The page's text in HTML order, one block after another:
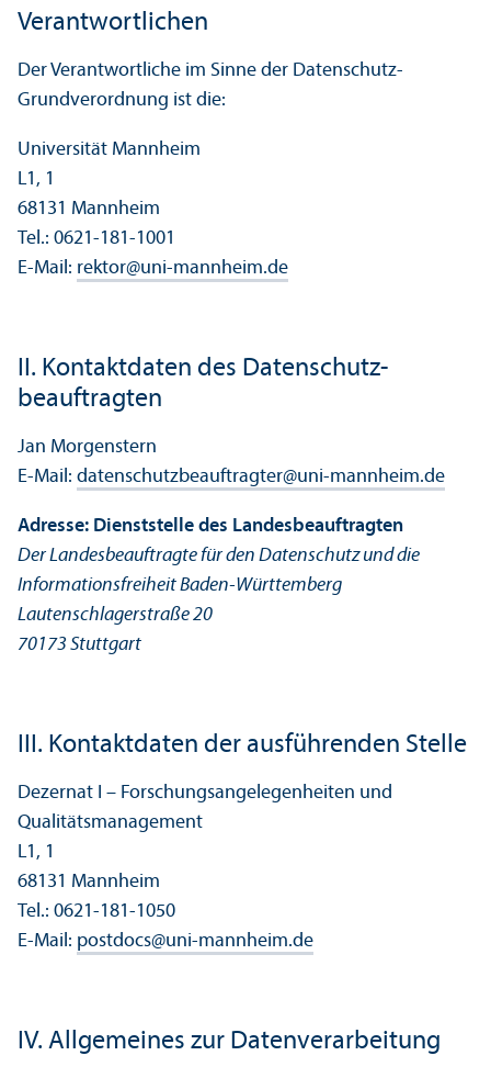
Verantwortlichen
Der Verantwortliche im Sinne der Datenschutz-
Grundverordnung ist die:
Universität Mannheim
L1, 1
68131 Mannheim
Tel.: 0621-181-1001
E-Mail: rektor@uni-mannheim.de
II. Kontaktdaten des Datenschutz­
beauftragten
Jan Morgenstern
E-Mail: datenschutzbeauftragter@uni-mannheim.de
Adresse: Dienststelle des Landes­beauftragten
Der Landes­beauftragte für den Datenschutz und die
Informations­freiheit Baden-Württemberg
Lautenschlagerstraße 20
70173 Stuttgart
III. Kontaktdaten der ausführenden Stelle
Dezernat I – Forschungs­angelegenheiten und
Qualitäts­management
L1, 1
68131 Mannheim
Tel.: 0621-181-1050
E-Mail: postdocs@uni-mannheim.de
IV. Allgemeines zur Datenverarbeitung